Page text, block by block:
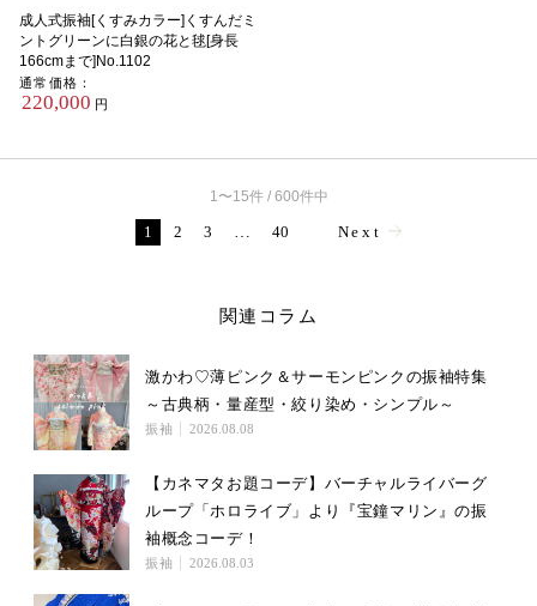
成人式振袖[くすみカラー]くすんだミ
ントグリーンに白銀の花と毬[身長
166cmまで]No.1102
通常価格：
220,000 円
1〜15件 / 600件中
1 2 3 40 Next
関連コラム
激かわ♡薄ピンク＆サーモンピンクの振袖特集
～古典柄・量産型・絞り染め・シンプル～
振袖 2026.08.08
【カネマタお題コーデ】バーチャルライバーグ
ループ「ホロライブ」より『宝鐘マリン』の振
袖概念コーデ！
振袖 2026.08.03